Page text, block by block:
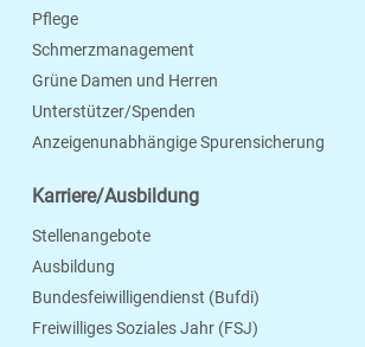
Pflege
Schmerzmanagement
Grüne Damen und Herren
Unterstützer/Spenden
Anzeigenunabhängige Spurensicherung
Karriere/Ausbildung
Stellenangebote
Ausbildung
Bundesfeiwilligendienst (Bufdi)
Freiwilliges Soziales Jahr (FSJ)